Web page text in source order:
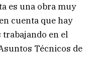
es una obra muy
cuenta que hay
en el
Técnicos de